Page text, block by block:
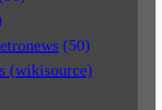
(50)
(wikisource)